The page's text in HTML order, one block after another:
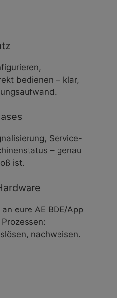
bedienen – klar,
Service-
– genau
ist.
eure AE BDE/App
nachweisen.